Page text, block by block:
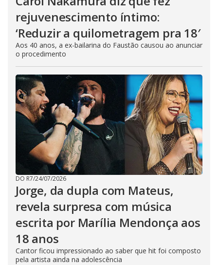
rejuvenescimento íntimo:
‘Reduzir a quilometragem pra 18′
Aos 40 anos, a ex-bailarina do Faustão causou ao anunciar
o procedimento
DO R7/24/07/2026
Jorge, da dupla com Mateus,
revela surpresa com música
escrita por Marília Mendonça aos
18 anos
Cantor ficou impressionado ao saber que hit foi composto
pela artista ainda na adolescência